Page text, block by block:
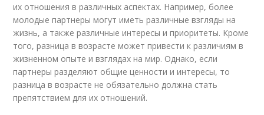
их отношения в различных аспектах. Например, более
молодые партнеры могут иметь различные взгляды на
жизнь, а также различные интересы и приоритеты. Кроме
того, разница в возрасте может привести к различиям в
жизненном опыте и взглядах на мир. Однако, если
партнеры разделяют общие ценности и интересы, то
разница в возрасте не обязательно должна стать
препятствием для их отношений.